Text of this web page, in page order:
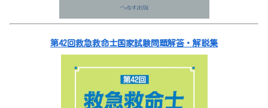
第42回救急救命士国家試験問題解答・解説集